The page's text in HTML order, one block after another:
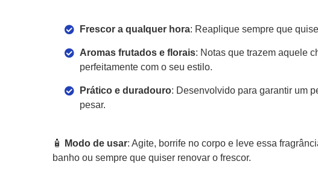
Frescor a qualquer hora: Reaplique sempre que
Aromas frutados e florais: Notas que trazem aquele
perfeitamente com o seu estilo.
Prático e duradouro: Desenvolvido para garantir um
pesar.
🧴 Modo de usar: Agite, borrife no corpo e leve essa
banho ou sempre que quiser renovar o frescor.